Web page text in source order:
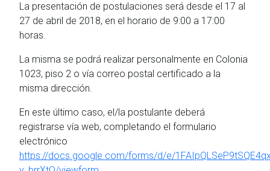
La presentación de postulaciones será desde el 17 al
27 de abril de 2018, en el horario de 9:00 a 17:00
horas.
La misma se podrá realizar personalmente en Colonia
1023, piso 2 o vía correo postal certificado a la
misma dirección.
En este último caso, el/la postulante deberá
registrarse vía web, completando el formulario
electrónico
https://docs.google.com/forms/d/e/